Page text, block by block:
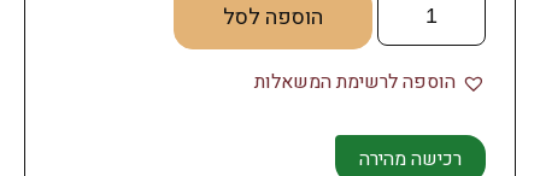
הוספה לסל
הוספה לרשימת המשאלות
רכישה מהירה